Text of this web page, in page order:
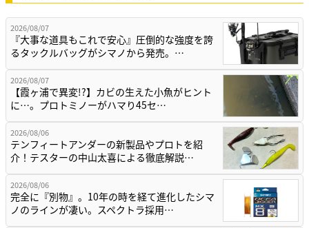
2026/08/07
『大事な道具もこれで安心』圧倒的な強度を誇
るタックルバッグがシマノから発売。…
2026/08/07
【霞ヶ浦で異変!?】カビの生えた小魚がヒント
に…。プロトミノーがハマり45セ…
2026/08/06
テンフィートアンダーの新製品やプロトを紹
介！テスターの中山太喜による徹底解説…
2026/08/06
完全に『別物』。10年の時を経て進化したシマ
ノのラインが凄い。スペクトラ採用…